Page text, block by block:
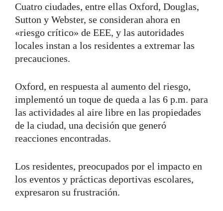
Cuatro ciudades, entre ellas Oxford, Douglas,
Sutton y Webster, se consideran ahora en
«riesgo crítico» de EEE, y las autoridades
locales instan a los residentes a extremar las
precauciones.
Oxford, en respuesta al aumento del riesgo,
implementó un toque de queda a las 6 p.m. para
las actividades al aire libre en las propiedades
de la ciudad, una decisión que generó
reacciones encontradas.
Los residentes, preocupados por el impacto en
los eventos y prácticas deportivas escolares,
expresaron su frustración.